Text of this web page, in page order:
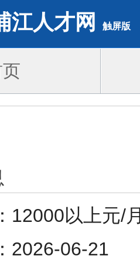
江人才网 触屏版
12000以上元/月
2026-06-21